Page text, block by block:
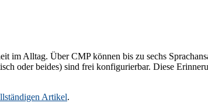
Alltag. Über CMP können bis zu sechs
oder beides) sind frei konfigurierbar. Diese
Artikel.